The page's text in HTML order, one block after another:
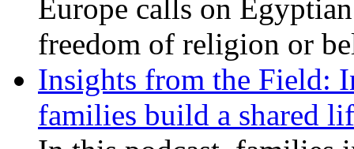
Europe calls on
freedom of religion or
Insights from the Field:
families build a shared